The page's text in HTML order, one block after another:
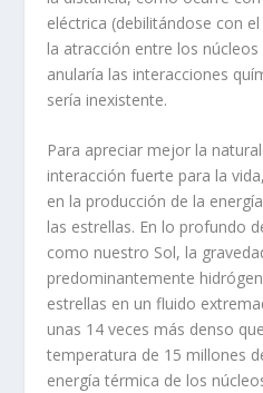
eléctrica (debilitándose con
la atracción entre los
anularía las interacciones
sería inexistente.
Para apreciar mejor la
interacción fuerte para la
en la producción de la
las estrellas. En lo profundo
como nuestro Sol, la
predominantemente
estrellas en un fluido
unas 14 veces más denso
temperatura de 15 millones
energía térmica de los